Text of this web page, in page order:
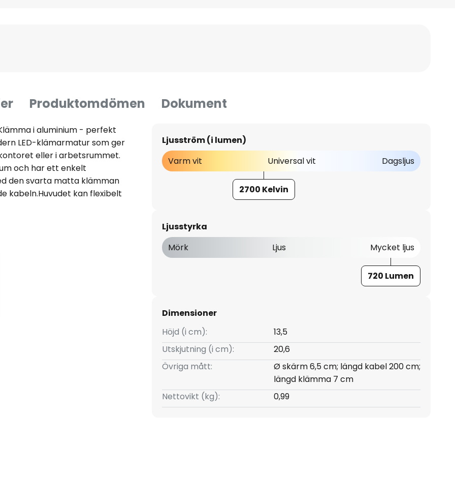
Produktomdömen Dokument
i aluminium - perfekt
LED-klämarmatur som ger
eller i arbetsrummet.
och har ett enkelt
den svarta matta klämman
kabeln.Huvudet kan flexibelt
armaturens
observeras. På detta sätt ger
tjocklek 12-
vare PVD-färger- Tillverkad i
Ljusström (i lumen)
Varm vit
Universal vit Dagsljus
2700 Kelvin
Ljusstyrka
Mörk
Ljus Mycket ljus
720 Lumen
Dimensioner
Höjd (i cm):
13,5
Utskjutning (i cm):
20,6
Övriga mått:
Ø skärm 6,5 cm; längd kabel 200 cm;
längd klämma 7 cm
Nettovikt (kg):
0,99